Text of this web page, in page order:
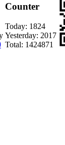
Counter
Today: 1824
Yesterday: 2017
Total: 1424871